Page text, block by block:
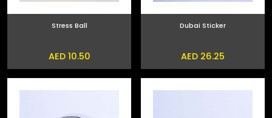
Dubai Sticker
AED 26.25
Stress Ball
AED 10.50